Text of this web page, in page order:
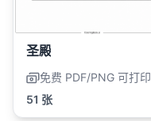
圣殿
免费 PDF/PNG 可打印
51 张